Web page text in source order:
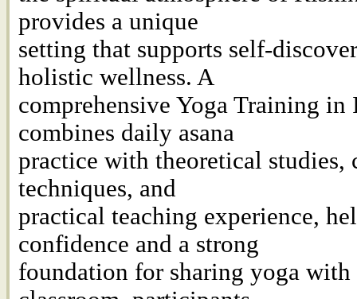
provides a unique
setting that supports self-
holistic wellness. A
comprehensive Yoga Training
combines daily asana
practice with theoretical studies,
techniques, and
practical teaching experience,
confidence and a strong
foundation for sharing yoga with